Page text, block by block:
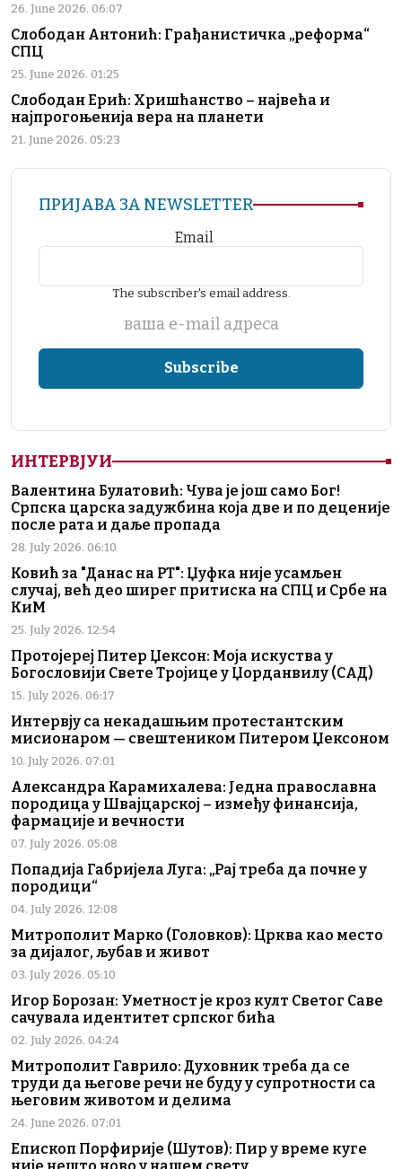
26. June 2026. 06:07
Слободан Антонић: Грађанистичка „реформа“
СПЦ
25. June 2026. 01:25
Слободан Ерић: Хришћанство – највећа и
најпрогоњенија вера на планети
21. June 2026. 05:23
ПРИЈАВА ЗА NEWSLETTER
Email
The subscriber's email address.
ваша е-mail адреса
ИНТЕРВЈУИ
Валентина Булатовић: Чува је још само Бог!
Српска царска задужбина која две и по деценије
после рата и даље пропада
28. July 2026. 06:10
Ковић за "Данас на РТ": Џуфка није усамљен
случај, већ део ширег притиска на СПЦ и Србе на
КиМ
25. July 2026. 12:54
Протојереј Питер Џексон: Моја искуства у
Богословији Свете Тројице у Џорданвилу (САД)
15. July 2026. 06:17
Интервју са некадашњим протестантским
мисионаром — свештеником Питером Џексоном
10. July 2026. 07:01
Александра Карамихалева: Једна православна
породица у Швајцарској – између финансија,
фармације и вечности
07. July 2026. 05:08
Попадија Габријела Луга: „Рај треба да почне у
породици“
04. July 2026. 12:08
Митрополит Марко (Головков): Црква као место
за дијалог, љубав и живот
03. July 2026. 05:10
Игор Борозан: Уметност је кроз култ Светог Саве
сачувала идентитет српског бића
02. July 2026. 04:24
Митрополит Гаврило: Духовник треба да се
труди да његове речи не буду у супротности са
његовим животом и делима
24. June 2026. 07:01
Епископ Порфирије (Шутов): Пир у време куге